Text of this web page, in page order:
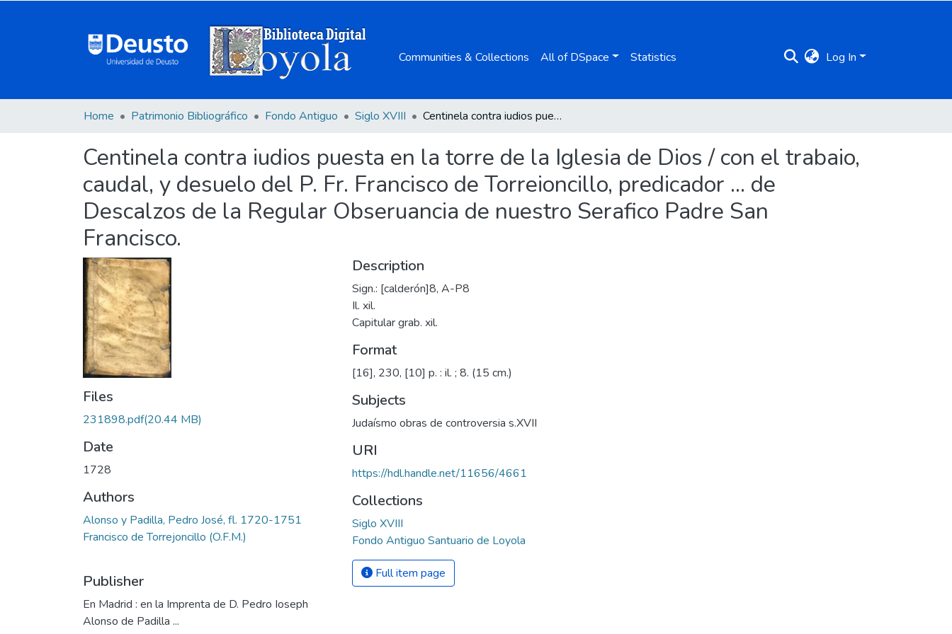
Communities & Collections All of DSpace Statistics Log In
Home Patrimonio Bibliográfico Fondo Antiguo Siglo XVIII Centinela contra iudios puesta en la torre de la Iglesia de Dios / con el trabaio, caudal, y desuelo del P. Fr. Francisco de Torreioncillo, predicador ... de Descalzos de la Regular Obseruancia de nuestro Serafico Padre San Francisco.
Centinela contra iudios puesta en la torre de la Iglesia de Dios / con el trabaio,
caudal, y desuelo del P. Fr. Francisco de Torreioncillo, predicador ... de
Descalzos de la Regular Obseruancia de nuestro Serafico Padre San
Francisco.
Files
231898.pdf(20.44 MB)
Date
1728
Authors
Alonso y Padilla, Pedro José, fl. 1720-1751
Francisco de Torrejoncillo (O.F.M.)
Publisher
En Madrid : en la Imprenta de D. Pedro Ioseph
Alonso de Padilla ...
Description
Sign.: [calderón]8, A-P8
Il. xil.
Capitular grab. xil.
Format
[16], 230, [10] p. : il. ; 8. (15 cm.)
Subjects
Judaísmo obras de controversia s.XVII
URI
https://hdl.handle.net/11656/4661
Collections
Siglo XVIII
Fondo Antiguo Santuario de Loyola
Full item page